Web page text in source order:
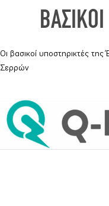
Οι βασικοί υποστηρικτές
Σερρών